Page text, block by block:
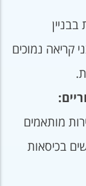
קריאה נמוכים
מותאמים
בכיסאות